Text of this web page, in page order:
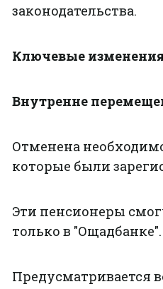
законодательства.
Ключевые
Внутренне
Отменена
которые были
Эти пенсионеры
только в "Ощадбанке".
Предусматривается